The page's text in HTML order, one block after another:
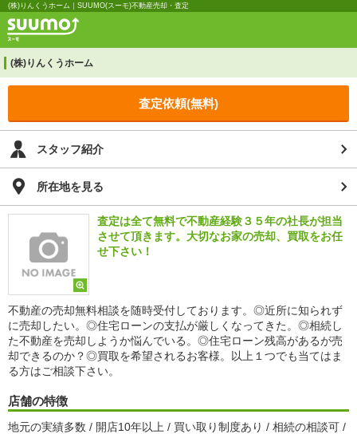
(株)りんくうホーム｜SUUMO(スーモ)不動産売却・査定
(株)りんくうホーム
査定依頼(無料)
スタッフ紹介
所在地を見る
査定は全て無料で不動産経験３５年の社長が担当
させて頂きます。大切なお家の売却、買取をお任
せ下さい！
不動産の売却無料相談を随時受付しております。◎近所に知られず
に売却したい。◎住宅ローンの支払が厳しくなってきた。◎相続し
た不動産を売却しようか悩んでいる。◎住宅ローン残高があるが売
却できるのか？◎買取を希望されるお客様。以上１つでも当てはま
る方はご相談下さい。
店舗の特徴
地元の実績多数 / 開店10年以上 / 買い取り制度あり / 相続の相談可 /